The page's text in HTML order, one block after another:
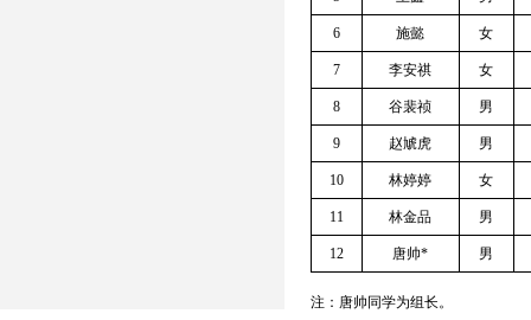
6 施懿 女
7 李安祺 女
8 谷裴祯 男
9 赵虓虎 男
10 林婷婷 女
11 林金品 男
12 唐帅* 男
注：唐帅同学为组长。